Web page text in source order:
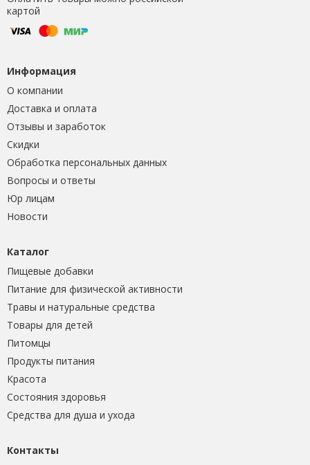
картой
Информация
О компании
Доставка и оплата
Отзывы и заработок
Скидки
Обработка персональных данных
Вопросы и ответы
Юр лицам
Новости
Каталог
Пищевые добавки
Питание для физической активности
Травы и натуральные средства
Товары для детей
Питомцы
Продукты питания
Красота
Состояния здоровья
Средства для душа и ухода
Контакты